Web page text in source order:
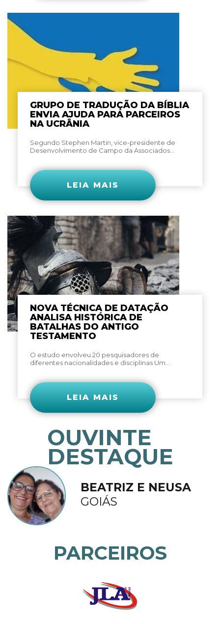
GRUPO DE TRADUÇÃO DA BÍBLIA
ENVIA AJUDA PARA PARCEIROS
NA UCRÂNIA
Segundo Stephen Martin, vice-presidente de
Desenvolvimento de Campo da Associados...
LEIA MAIS
NOVA TÉCNICA DE DATAÇÃO
ANALISA HISTÓRICA DE
BATALHAS DO ANTIGO
TESTAMENTO
O estudo envolveu 20 pesquisadores de
diferentes nacionalidades e disciplinas Um...
LEIA MAIS
OUVINTE
DESTAQUE
BEATRIZ E NEUSA
GOIÁS
PARCEIROS